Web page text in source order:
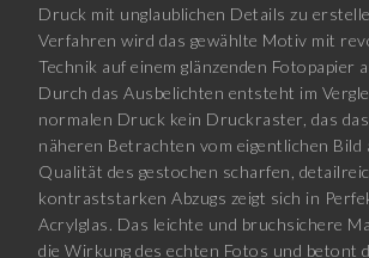
Druck mit unglaublichen Details zu
Verfahren wird das gewählte Motiv mit
Technik auf einem glänzenden Fotopapier
Durch das Ausbelichten entsteht im
normalen Druck kein Druckraster, das das
näheren Betrachten vom eigentlichen Bild
Qualität des gestochen scharfen,
kontraststarken Abzugs zeigt sich in
Acrylglas. Das leichte und bruchsichere
die Wirkung des echten Fotos und betont